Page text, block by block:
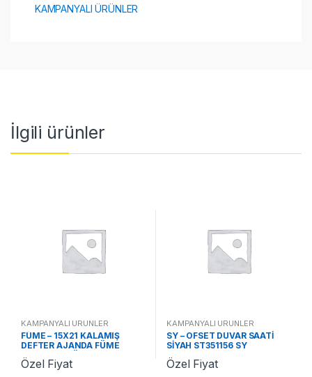
KAMPANYALI ÜRÜNLER
İlgili ürünler
KAMPANYALI ÜRÜNLER
FÜME – 15X21 KALAMIŞ
DEFTER AJANDA FÜME
ST370242 FÜME
Özel Fiyat
KAMPANYALI ÜRÜNLER
SY – OFSET DUVAR SAATİ
SİYAH ST351156 SY
Özel Fiyat